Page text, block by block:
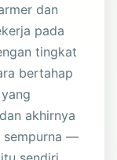
dan
pada
tingkat
bertahap
akhirnya
sempurna —